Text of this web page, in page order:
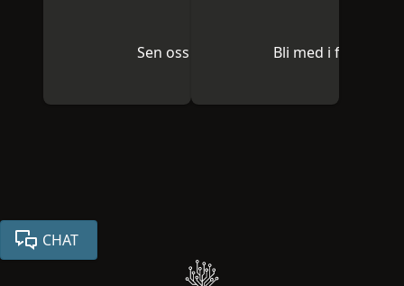
Sen oss en e-post Bli med i
CHAT